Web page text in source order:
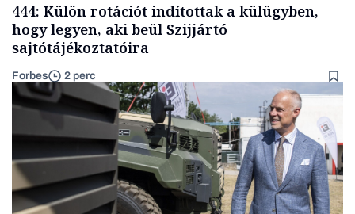
444: Külön rotációt indítottak a külügyben,
hogy legyen, aki beül Szijjártó
sajtótájékoztatóira
Forbes 2 perc